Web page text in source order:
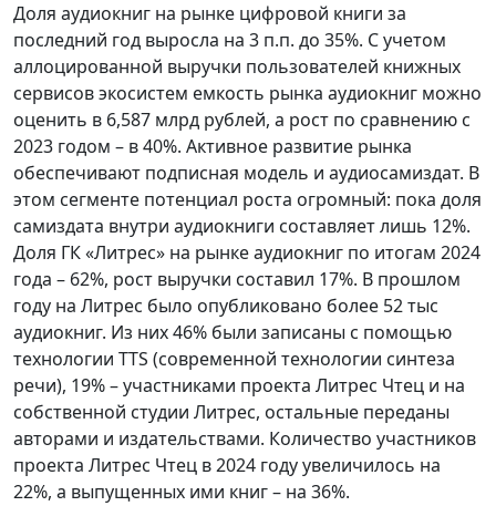
Доля аудиокниг на рынке цифровой книги за
последний год выросла на 3 п.п. до 35%. С учетом
аллоцированной выручки пользователей книжных
сервисов экосистем емкость рынка аудиокниг можно
оценить в 6,587 млрд рублей, а рост по сравнению с
2023 годом – в 40%. Активное развитие рынка
обеспечивают подписная модель и аудиосамиздат. В
этом сегменте потенциал роста огромный: пока доля
самиздата внутри аудиокниги составляет лишь 12%.
Доля ГК «Литрес» на рынке аудиокниг по итогам 2024
года – 62%, рост выручки составил 17%. В прошлом
году на Литрес было опубликовано более 52 тыс
аудиокниг. Из них 46% были записаны с помощью
технологии TTS (современной технологии синтеза
речи), 19% – участниками проекта Литрес Чтец и на
собственной студии Литрес, остальные переданы
авторами и издательствами. Количество участников
проекта Литрес Чтец в 2024 году увеличилось на
22%, а выпущенных ими книг – на 36%.